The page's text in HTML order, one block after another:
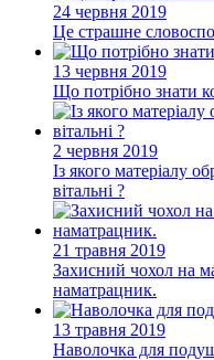
24 червня 2019
Це страшне
13 червня 2019
Що потрібно знати
2 червня 2019
Із якого матеріалу
вітальні ?
21 травня 2019
Захисний чохол на
наматрацник.
13 травня 2019
Наволочка для